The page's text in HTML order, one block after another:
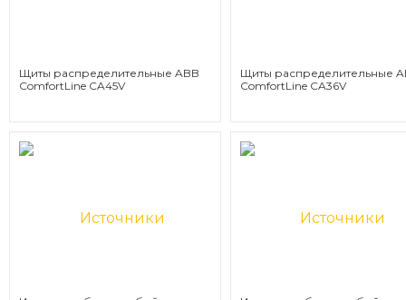
Щиты распределительные ABB
ComfortLine CA45V
Щиты распределительные
ComfortLine CA36V